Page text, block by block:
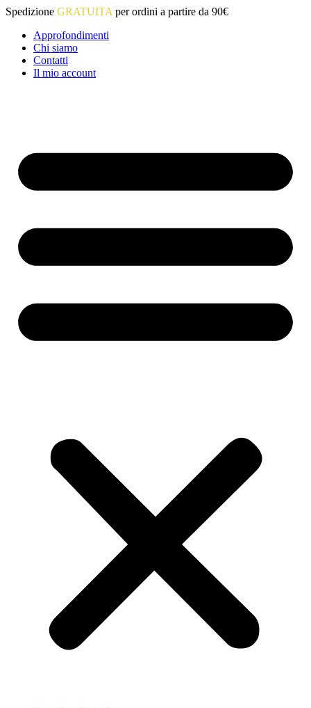
Vai
contenuto
Spedizione GRATUITA per ordini a partire da 90€
Approfondimenti
Chi siamo
Contatti
Il mio account